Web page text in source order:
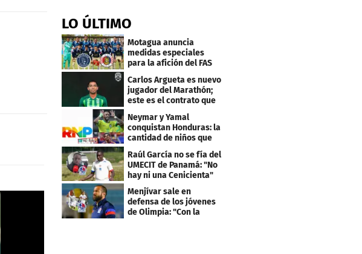
LO ÚLTIMO
Motagua anuncia
medidas especiales
para la afición del FAS
de El Salvador
Carlos Argueta es nuevo
jugador del Marathón;
este es el contrato que
Neymar y Yamal
conquistan Honduras: la
cantidad de niños que
llevan sus nombres
Raúl García no se fía del
UMECIT de Panamá: "No
hay ni una Cenicienta"
Menjívar sale en
defensa de los jóvenes
de Olimpia: "Con la